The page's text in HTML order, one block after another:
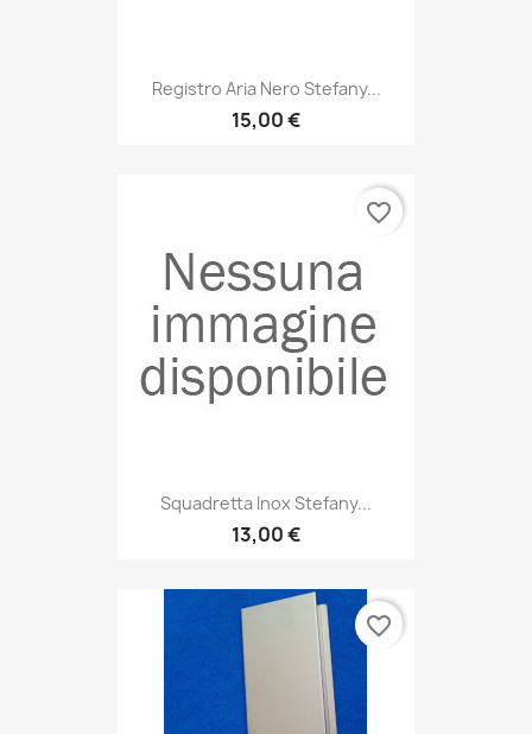
Registro Aria Nero Stefany...
15,00 €
Squadretta Inox Stefany...
13,00 €
favorite_border
favorite_border